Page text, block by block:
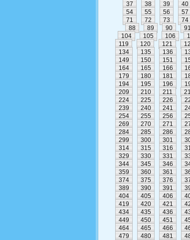
37
38 39 40
54
55 56 57
71
72 73 74
88
89 90
104
105 106
119
120 121
134
135 136
149
150 151
164
165 166
179
180 181
194
195 196
209
210 211
224
225 226
239
240 241
254
255 256
269
270 271
284
285 286
299
300 301
314
315 316
329
330 331
344
345 346
359
360 361
374
375 376
389
390 391
404
405 406
419
420 421
434
435 436
449
450 451
464
465 466
479
480 481